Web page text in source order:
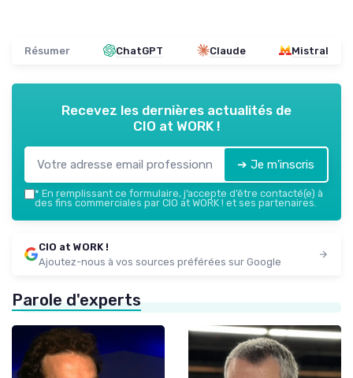
Résumer ChatGPT Claude Mistral
Recevez les dernières actualités de
CIO at WORK !
➔ Je m'inscris
* En remplissant ce formulaire, j’accepte d’être contacté(e) à
des fins commerciales par CIO at WORK ! et ses partenaires.
CIO at WORK !
Ajoutez-nous à vos sources préférées sur Google
Parole d'experts